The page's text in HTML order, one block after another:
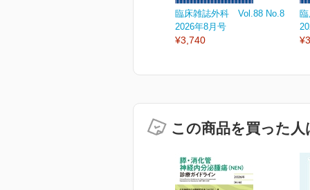
臨床雑誌外科 Vol.88 No.8
2026年8月号
¥3,740
この商品を買った